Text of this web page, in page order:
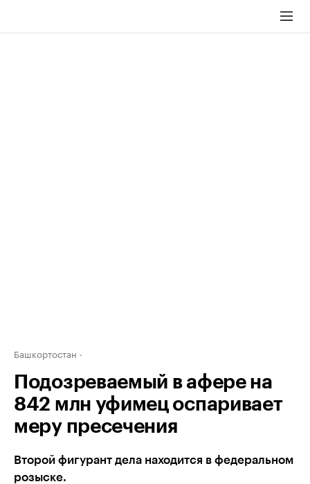
Башкортостан
Подозреваемый в афере на
842 млн уфимец оспаривает
меру пресечения
Второй фигурант дела находится в федеральном
розыске.